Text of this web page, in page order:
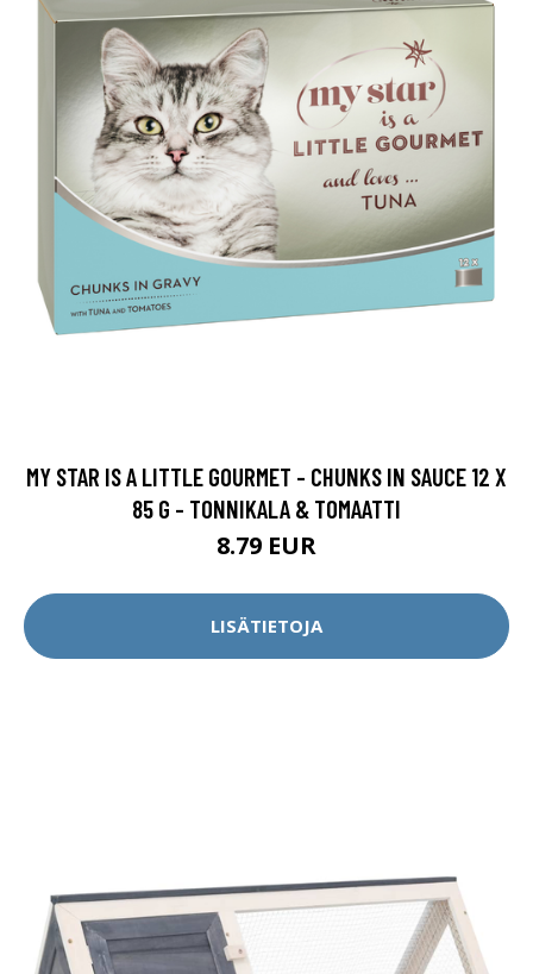
MY STAR IS A LITTLE GOURMET - CHUNKS IN SAUCE 12 X
85 G - TONNIKALA & TOMAATTI
8.79 EUR
LISÄTIETOJA